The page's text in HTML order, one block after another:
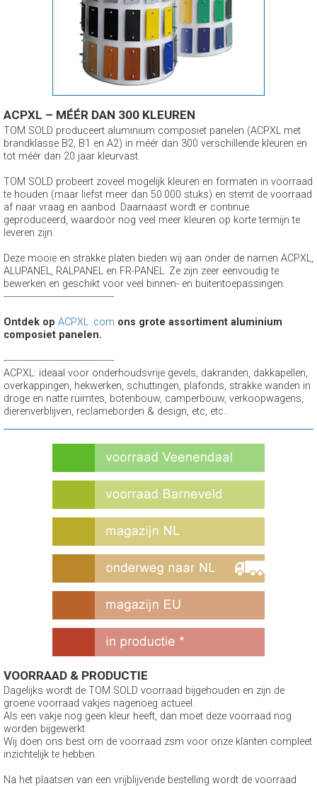
ACPXL – MÉÉR DAN 300 KLEUREN
TOM SOLD produceert aluminium composiet panelen (ACPXL met
brandklasse B2, B1 en A2) in méér dan 300 verschillende kleuren en
tot méér dan 20 jaar kleurvast.
TOM SOLD probeert zoveel mogelijk kleuren en formaten in voorraad
te houden (maar liefst meer dan 50.000 stuks) en stemt de voorraad
af naar vraag en aanbod. Daarnaast wordt er continue
geproduceerd, waardoor nog veel meer kleuren op korte termijn te
leveren zijn.
Deze mooie en strakke platen bieden wij aan onder de namen ACPXL,
ALUPANEL, RALPANEL en FR-PANEL. Ze zijn zeer eenvoudig te
bewerken en geschikt voor veel binnen- en buitentoepassingen.
---------------------------------------
Ontdek op ACPXL .com ons grote assortiment aluminium
composiet panelen.
---------------------------------------
ACPXL: ideaal voor onderhoudsvrije gevels, dakranden, dakkapellen,
overkappingen, hekwerken, schuttingen, plafonds, strakke wanden in
droge en natte ruimtes, botenbouw, camperbouw, verkoopwagens,
dierenverblijven, reclameborden & design, etc, etc..
VOORRAAD & PRODUCTIE
Dagelijks wordt de TOM SOLD voorraad bijgehouden en zijn de
groene voorraad vakjes nagenoeg actueel.
Als een vakje nog geen kleur heeft, dan moet deze voorraad nog
worden bijgewerkt.
Wij doen ons best om de voorraad zsm voor onze klanten compleet
inzichtelijk te hebben.
Na het plaatsen van een vrijblijvende bestelling wordt de voorraad